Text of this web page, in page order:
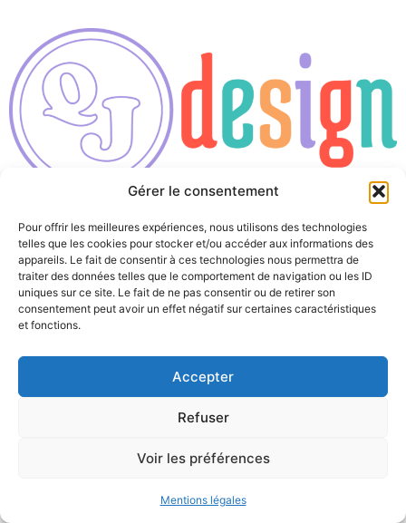
Gérer le consentement
Pour offrir les meilleures expériences, nous utilisons des technologies
telles que les cookies pour stocker et/ou accéder aux informations des
appareils. Le fait de consentir à ces technologies nous permettra de
traiter des données telles que le comportement de navigation ou les ID
uniques sur ce site. Le fait de ne pas consentir ou de retirer son
consentement peut avoir un effet négatif sur certaines caractéristiques
et fonctions.
Accepter
Refuser
Voir les préférences
Mentions légales